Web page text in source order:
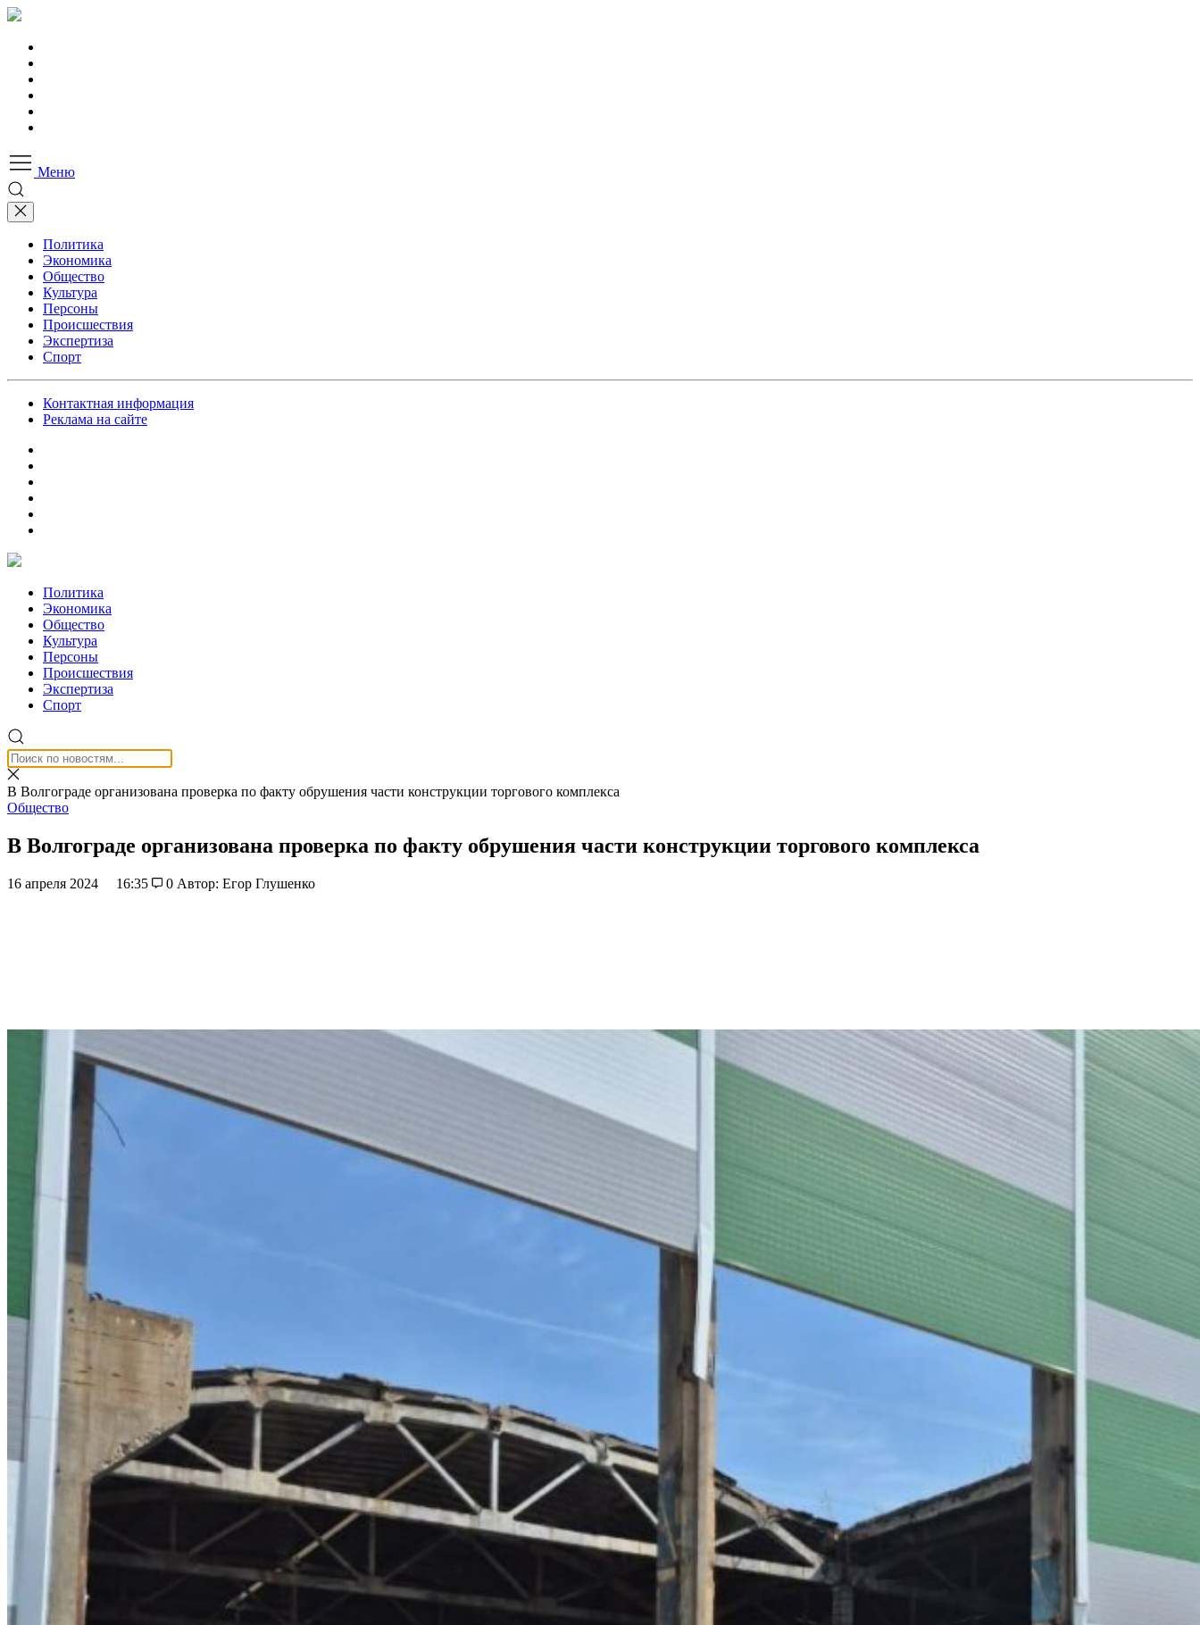
Меню
Политика
Экономика
Общество
Культура
Персоны
Происшествия
Экспертиза
Спорт
Контактная информация
Реклама на сайте
Политика
Экономика
Общество
Культура
Персоны
Происшествия
Экспертиза
Спорт
В Волгограде организована проверка по факту обрушения части конструкции торгового комплекса
Общество
В Волгограде организована проверка по факту обрушения части конструкции торгового комплекса
16 апреля 2024 16:35 0 Автор: Егор Глушенко